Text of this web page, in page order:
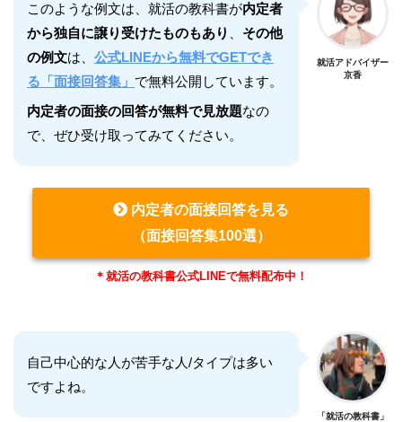
このような例文は、就活の教科書が内定者
から独自に譲り受けたものもあり
その他
の例文は、 公式LINEから無料でGETでき
る「面接回答集」 で無料公開しています。
内定者の面接の回答が無料で見放題なの
で、ぜひ受け取ってみてください。
就活アドバイザー
京香
内定者の面接回答を見る
（面接回答集100選）
＊就活の教科書公式LINEで無料配布中！
自己中心的な人が苦手な人/タイプは多い
ですよね。
「就活の教科書」